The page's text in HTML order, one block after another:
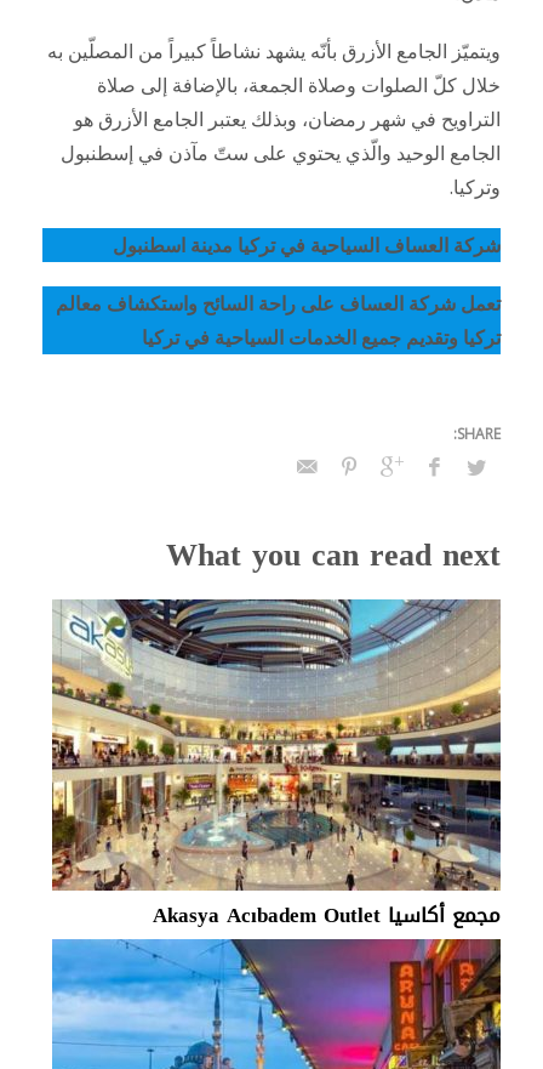
ويتميّز الجامع الأزرق بأنّه يشهد نشاطاً كبيراً من المصلّين به
خلال كلّ الصلوات وصلاة الجمعة، بالإضافة إلى صلاة
التراويح في شهر رمضان، وبذلك يعتبر الجامع الأزرق هو
الجامع الوحيد والّذي يحتوي على ستّ مآذن في إسطنبول
وتركيا.
شركة العساف السياحية في تركيا مدينة اسطنبول
تعمل شركة العساف على راحة السائح واستكشاف معالم
تركيا وتقديم جميع الخدمات السياحية في تركيا
What you can read next
مجمع أكاسيا ‏Akasya Acıbadem Outlet